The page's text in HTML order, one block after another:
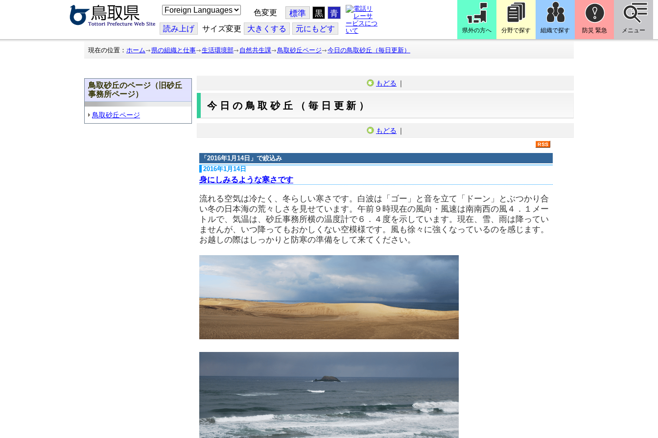
こ
の
ジ
を
翻
色変更 標準 黒 青
読み上げ サイズ変更 大きくする 元にもどす 県外の方へ 分野で探す 組織で探す 防災 緊急 メニュー
現在の位置： ホーム 県の組織と仕事 生活環境部 自然共生課 鳥取砂丘ページ 今日の鳥取砂丘（毎日更新）
鳥取砂丘のページ（旧砂丘
事務所ページ）
鳥取砂丘ページ
もどる ｜
今日の鳥取砂丘（毎日更新）
もどる ｜
「 2016年1月14日 」で絞込み
2016年1月14日
身にしみるような寒さです
流れる空気は冷たく、冬らしい寒さです。白波は「ゴー」と音を立て「ドーン」とぶつかり合
い冬の日本海の荒々しさを見せています。午前９時現在の風向・風速は南南西の風４．１メー
トルで、気温は、砂丘事務所横の温度計で６．４度を示しています。現在、雪、雨は降ってい
ませんが、いつ降ってもおかしくない空模様です。風も徐々に強くなっているのを感じます。
お越しの際はしっかりと防寒の準備をして来てください。